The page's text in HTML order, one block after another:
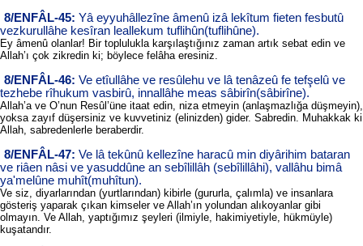
8/ENFÂL-45: Yâ eyyuhâllezîne âmenû izâ lekîtum fieten fesbutû
vezkurullâhe kesîran leallekum tuflihûn(tuflihûne).
Ey âmenû olanlar! Bir toplulukla karşılaştığınız zaman artık sebat edin ve
Allah’ı çok zikredin ki; böylece felâha eresiniz.
8/ENFÂL-46: Ve etîullâhe ve resûlehu ve lâ tenâzeû fe tefşelû ve
tezhebe rîhukum vasbirû, innallâhe meas sâbirîn(sâbirîne).
Allah’a ve O’nun Resûl’üne itaat edin, niza etmeyin (anlaşmazlığa düşmeyin),
yoksa zayıf düşersiniz ve kuvvetiniz (elinizden) gider. Sabredin. Muhakkak ki
Allah, sabredenlerle beraberdir.
8/ENFÂL-47: Ve lâ tekûnû kellezîne haracû min diyârihim bataran
ve riâen nâsi ve yasuddûne an sebîlillâh (sebîlillâhi), vallâhu bimâ
ya'melûne muhît(muhîtun).
Ve siz, diyarlarından (yurtlarından) kibirle (gururla, çalımla) ve insanlara
gösteriş yaparak çıkan kimseler ve Allah’ın yolundan alıkoyanlar gibi
olmayın. Ve Allah, yaptığımız şeyleri (ilmiyle, hakimiyetiyle, hükmüyle)
kuşatandır.